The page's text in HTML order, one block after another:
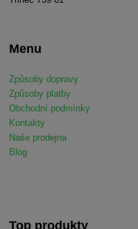
Menu
Způsoby dopravy
Způsoby platby
Obchodní podmínky
Kontakty
Naše prodejna
Blog
Top produkty